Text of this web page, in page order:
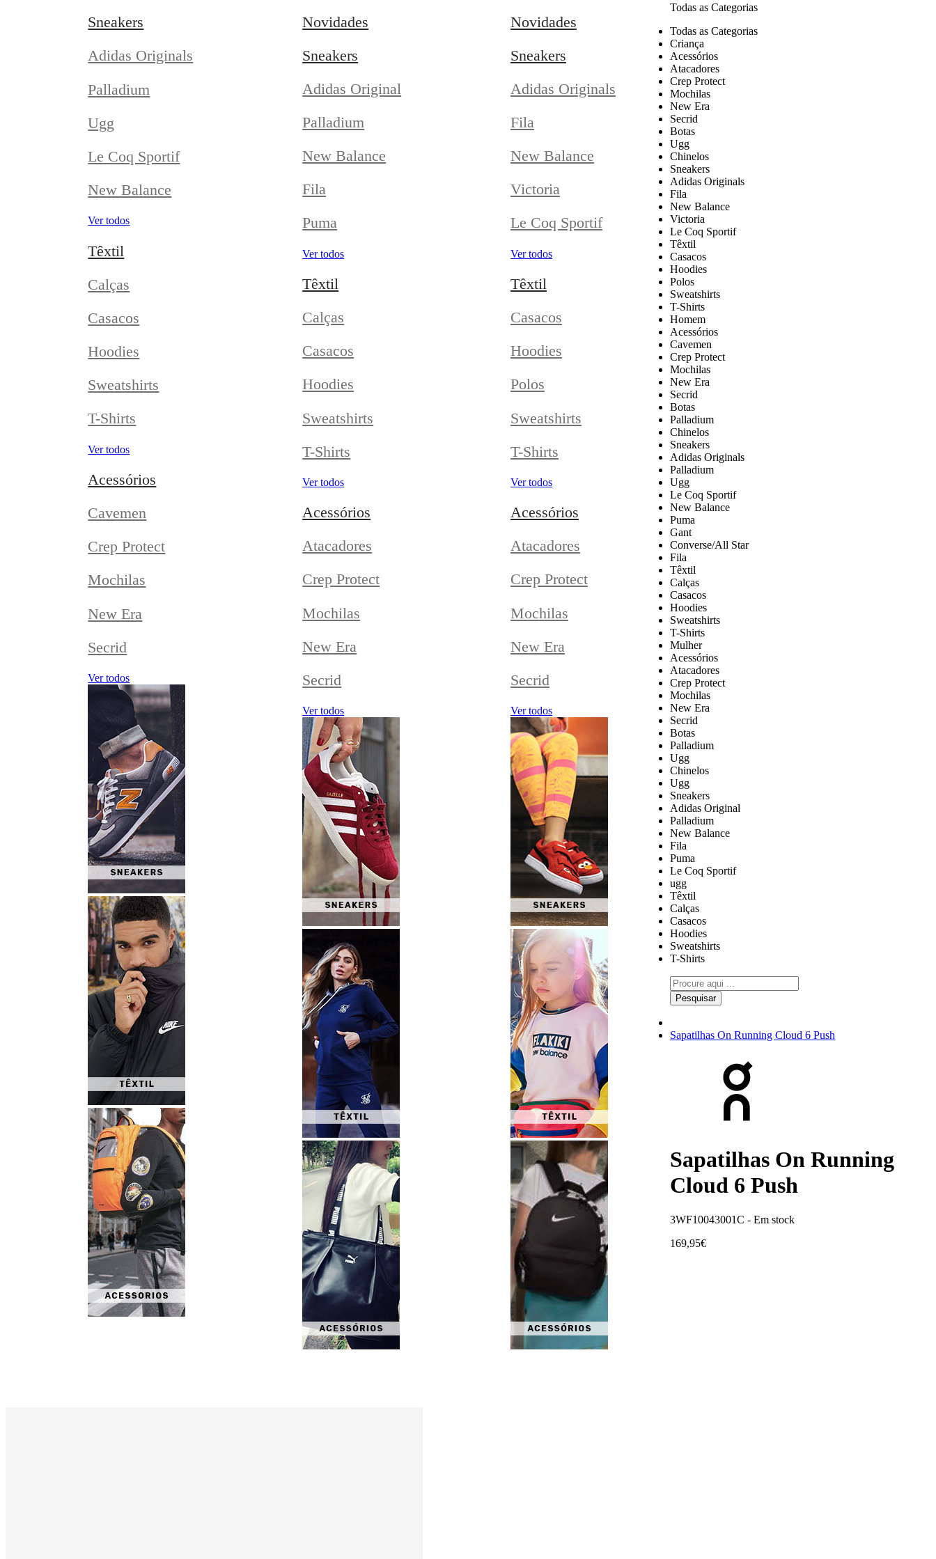
Sneakers
Adidas Originals
Palladium
Ugg
Le Coq Sportif
New Balance
Ver todos
Têxtil
Calças
Casacos
Hoodies
Sweatshirts
T-Shirts
Ver todos
Acessórios
Cavemen
Crep Protect
Mochilas
New Era
Secrid
Ver todos
Novidades
Sneakers
Adidas Original
Palladium
New Balance
Fila
Puma
Ver todos
Têxtil
Calças
Casacos
Hoodies
Sweatshirts
T-Shirts
Ver todos
Acessórios
Atacadores
Crep Protect
Mochilas
New Era
Secrid
Ver todos
Novidades
Sneakers
Adidas Originals
Fila
New Balance
Victoria
Le Coq Sportif
Ver todos
Têxtil
Casacos
Hoodies
Polos
Sweatshirts
T-Shirts
Ver todos
Acessórios
Atacadores
Crep Protect
Mochilas
New Era
Secrid
Ver todos
Todas as Categorias
Todas as Categorias
Criança
Acessórios
Atacadores
Crep Protect
Mochilas
New Era
Secrid
Botas
Ugg
Chinelos
Sneakers
Adidas Originals
Fila
New Balance
Victoria
Le Coq Sportif
Têxtil
Casacos
Hoodies
Polos
Sweatshirts
T-Shirts
Homem
Acessórios
Cavemen
Crep Protect
Mochilas
New Era
Secrid
Botas
Palladium
Chinelos
Sneakers
Adidas Originals
Palladium
Ugg
Le Coq Sportif
New Balance
Puma
Gant
Converse/All Star
Fila
Têxtil
Calças
Casacos
Hoodies
Sweatshirts
T-Shirts
Mulher
Acessórios
Atacadores
Crep Protect
Mochilas
New Era
Secrid
Botas
Palladium
Ugg
Chinelos
Ugg
Sneakers
Adidas Original
Palladium
New Balance
Fila
Puma
Le Coq Sportif
ugg
Têxtil
Calças
Casacos
Hoodies
Sweatshirts
T-Shirts
Pesquisar
Sapatilhas On Running Cloud 6 Push
Sapatilhas On Running
Cloud 6 Push
3WF10043001C -Em stock
169,95€